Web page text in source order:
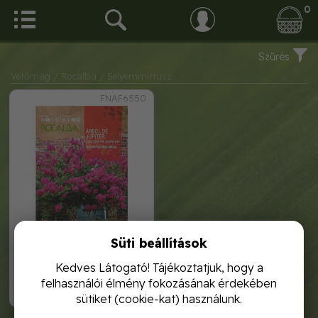
0
Szűrés
Vetőmag / Rocalba
/ Selyemmirtusz
FNAF6550
1 120,-
kínai selyemmirtusz 0, 5g
rocalba
Süti beállítások
Kedves Látogató! Tájékoztatjuk, hogy a
felhasználói élmény fokozásának érdekében
sütiket (cookie-kat) használunk.